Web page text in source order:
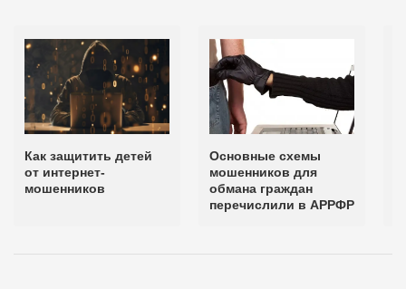
Как защитить детей
от интернет-
мошенников
Основные схемы
мошенников для
обмана граждан
перечислили в АРРФР